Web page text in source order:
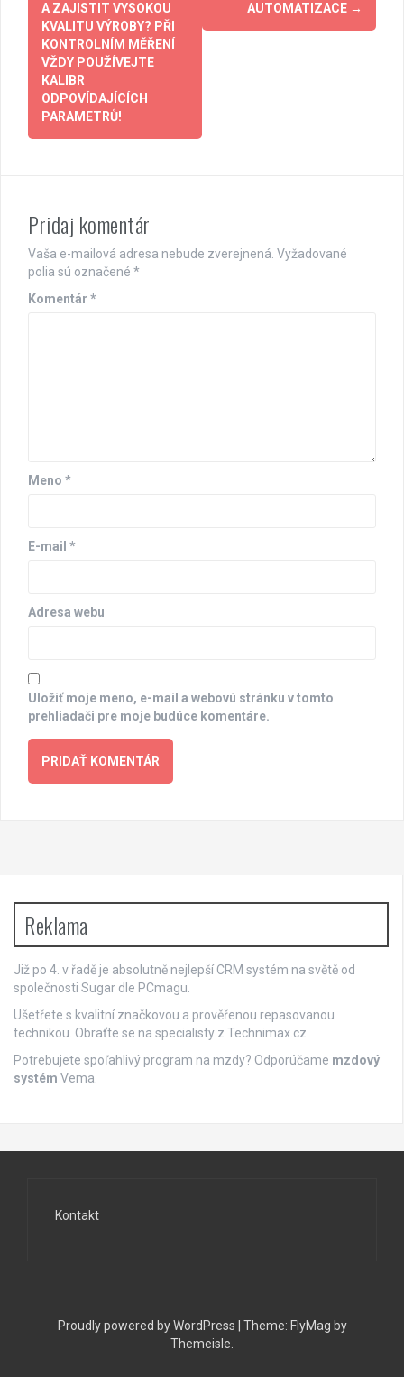
A ZAJISTIT VYSOKOU
KVALITU VÝROBY? PŘI
KONTROLNÍM MĚŘENÍ
VŽDY POUŽÍVEJTE
KALIBR
ODPOVÍDAJÍCÍCH
PARAMETRŮ!
AUTOMATIZACE →
Pridaj komentár
Vaša e-mailová adresa nebude zverejnená. Vyžadované
polia sú označené *
Komentár *
Meno *
E-mail *
Adresa webu
Uložiť moje meno, e-mail a webovú stránku v tomto
prehliadači pre moje budúce komentáre.
Reklama
Již po 4. v řadě je absolutně nejlepší CRM systém na světě od
společnosti Sugar dle PCmagu.
Ušetřete s kvalitní značkovou a prověřenou repasovanou
technikou. Obraťte se na specialisty z Technimax.cz
Potrebujete spoľahlivý program na mzdy? Odporúčame mzdový
systém Vema.
Kontakt
Proudly powered by WordPress Theme: FlyMag by
Themeisle.